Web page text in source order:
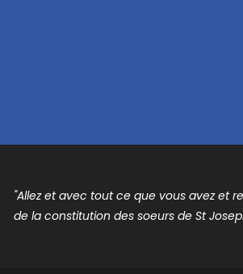
"Allez et avec tout ce que vous avez et
de la constitution des soeurs de St